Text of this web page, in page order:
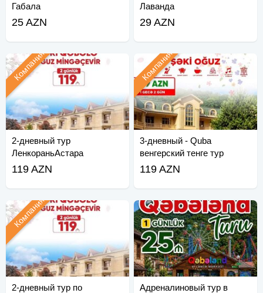
Габала
25 AZN
Лаванда
29 AZN
2-дневный тур
ЛенкораньАстара
Компания
119 AZN
3-дневный - Quba
венгерский тенге тур
Компания
119 AZN
2-дневный тур по
Компания
Адреналиновый тур в